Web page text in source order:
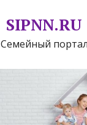
SIPNN.RU
Семейный портал